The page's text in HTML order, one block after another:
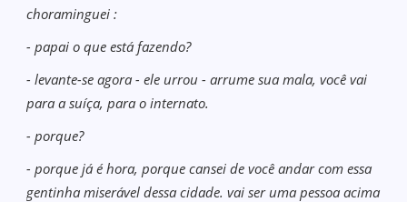
choraminguei :
- papai o que está fazendo?
- levante-se agora - ele urrou - arrume sua mala, você vai
para a suíça, para o internato.
- porque?
- porque já é hora, porque cansei de você andar com essa
gentinha miserável dessa cidade. vai ser uma pessoa acima